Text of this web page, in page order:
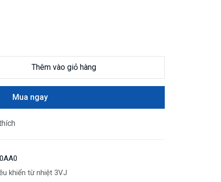
Thêm vào giỏ hàng
Mua ngay
khiển từ nhiệt 3VJ